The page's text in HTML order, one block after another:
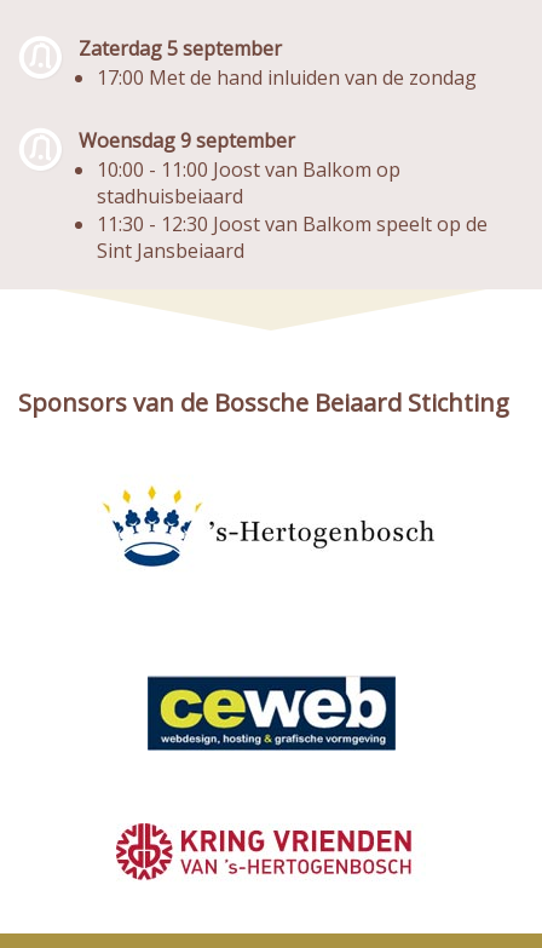
Zaterdag 5 september
17:00 Met de hand inluiden van de zondag
Woensdag 9 september
10:00 - 11:00 Joost van Balkom op
stadhuisbeiaard
11:30 - 12:30 Joost van Balkom speelt op de
Sint Jansbeiaard
Sponsors van de Bossche Beiaard Stichting